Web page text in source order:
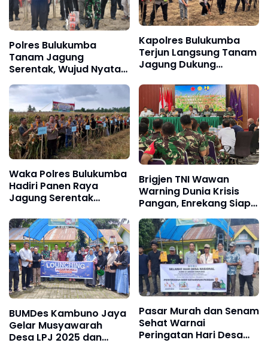
Polres Bulukumba
Tanam Jagung
Serentak, Wujud Nyata
Dukungan Ketahanan
Pangan Nasional
Kapolres Bulukumba
Terjun Langsung Tanam
Jagung Dukung
Pangan
Waka Polres Bulukumba
Hadiri Panen Raya
Jagung Serentak
Brigjen TNI Wawan
Warning Dunia Krisis
Pangan, Enrekang Siap
Tancap Gas
BUMDes Kambuno Jaya
Gelar Musyawarah
Desa LPJ 2025 dan
Pasar Murah dan Senam
Sehat Warnai
Peringatan Hari Desa